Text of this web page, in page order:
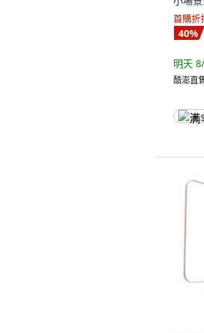
首購折
40%
明天
酷澎直
满